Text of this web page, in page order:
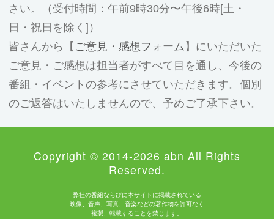
さい。（受付時間：午前9時30分〜午後6時[土・
日・祝日を除く]）
皆さんから【 ご意見・感想フォーム 】にいただいた
ご意見・ご感想は担当者がすべて目を通し、今後の
番組・イベントの参考にさせていただきます。個別
のご返答はいたしませんので、予めご了承下さい。
Copyright © 2014-2026 abn All Rights
Reserved.
弊社の番組ならびに本サイトに掲載されている
映像、音声、写真、音楽などの著作物を許可なく
複製、転載することを禁じます。